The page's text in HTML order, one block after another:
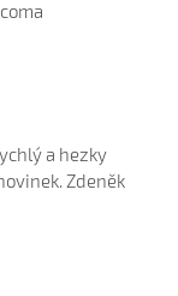
a hezky
Zdeněk